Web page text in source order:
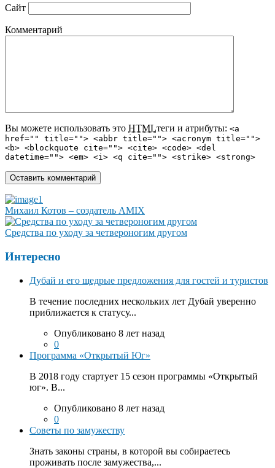
Сайт
Комментарий
Вы можете использовать это HTMLтеги и атрибуты: <a
href="" title=""> <abbr title=""> <acronym title="">
<b> <blockquote cite=""> <cite> <code> <del
datetime=""> <em> <i> <q cite=""> <strike> <strong>
Михаил Котов – создатель AMIX
Средства по уходу за четвероногим другом
Интересно
Дубай и его щедрые предложения для гостей и туристов
В течение последних нескольких лет Дубай уверенно
приближается к статусу...
Опубликовано 8 лет назад
0
Программа «Открытый Юг»
В 2018 году стартует 15 сезон программы «Открытый
юг». В...
Опубликовано 8 лет назад
0
Советы по замужеству
Знать законы страны, в которой вы собираетесь
проживать после замужества,...